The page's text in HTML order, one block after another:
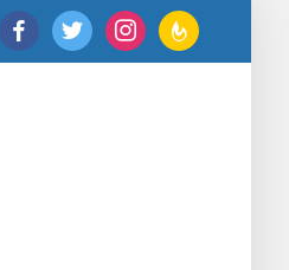
facebooktwitter instagramfeedburner